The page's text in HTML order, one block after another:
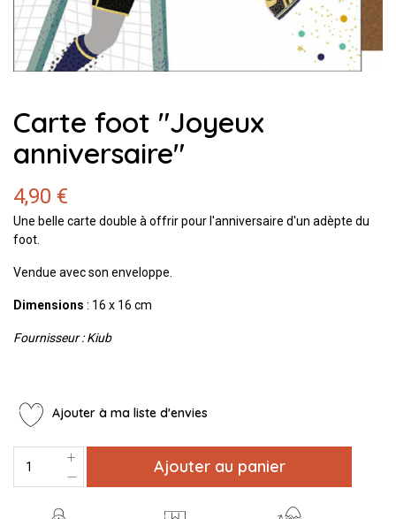
Carte foot "Joyeux
anniversaire"
4,90 €
Une belle carte double à offrir pour l'anniversaire d'un adèpte du
foot.
Vendue avec son enveloppe.
Dimensions : 16 x 16 cm
Fournisseur : Kiub
Ajouter à ma liste d'envies
Ajouter au panier